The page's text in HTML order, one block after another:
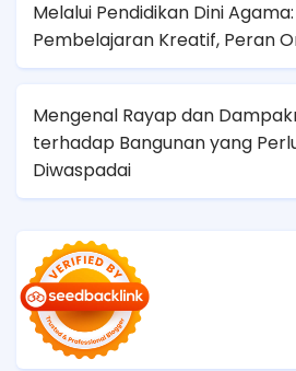
Melalui Pendidikan Dini
Pembelajaran Kreatif, Peran
dan Tantangan Zaman
Mengenal Rayap dan
terhadap Bangunan yang
Diwaspadai